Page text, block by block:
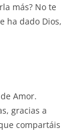
más? No te
ha dado Dios,
Amor.
gracias a
compartáis